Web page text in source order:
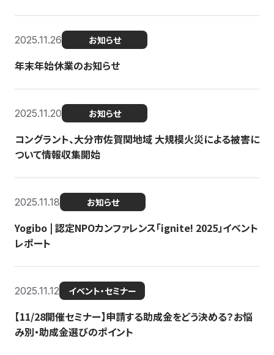
2025.11.26 お知らせ
年末年始休業のお知らせ
2025.11.20 お知らせ
コングラント、大分市佐賀関地域 大規模火災による被害に
ついて情報収集開始
2025.11.18 お知らせ
Yogibo | 認定NPOカンファレンス「ignite! 2025」イベント
レポート
2025.11.12 イベント・セミナー
【11/28開催セミナー】申請する助成金をどう決める？お悩
み別・助成金選びのポイント